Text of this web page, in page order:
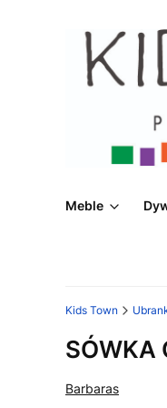
Meble
Kids Town
Barbaras